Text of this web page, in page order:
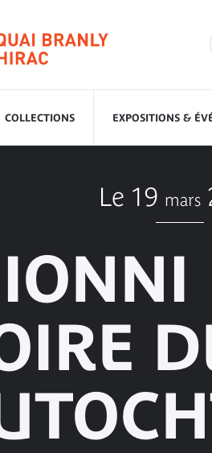
COLLECTIONS EXPOSITIONS &
Le 19 mars